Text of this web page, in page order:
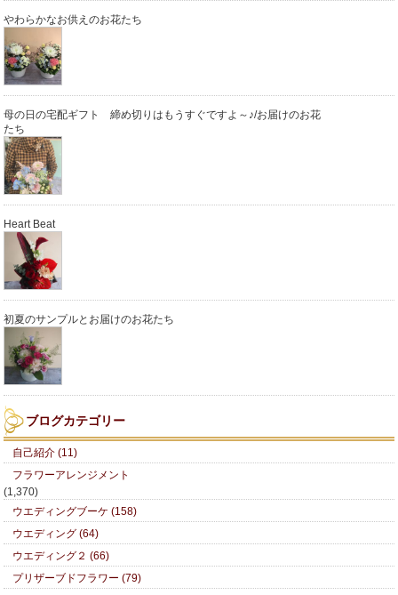
やわらかなお供えのお花たち
母の日の宅配ギフト 締め切りはもうすぐですよ～♪/お届けのお花
たち
Heart Beat
初夏のサンプルとお届けのお花たち
ブログカテゴリー
自己紹介 (11)
フラワーアレンジメント
(1,370)
ウエディングブーケ (158)
ウエディング (64)
ウエディング２ (66)
プリザーブドフラワー (79)